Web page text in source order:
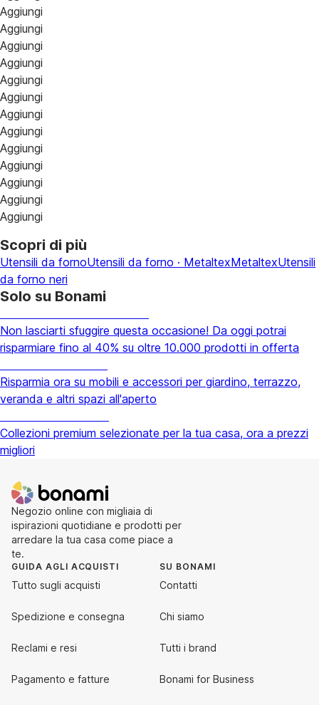
Aggiungi
Aggiungi
Aggiungi
Aggiungi
Aggiungi
Aggiungi
Aggiungi
Aggiungi
Aggiungi
Aggiungi
Aggiungi
Aggiungi
Aggiungi
Scopri di più
Utensili da fornoUtensili da forno · MetaltexMetaltexUtensili
da forno neri
Solo su Bonami
Non lasciarti sfuggire questa occasione! Da oggi potrai
risparmiare fino al 40% su oltre 10.000 prodotti in offerta
Risparmia ora su mobili e accessori per giardino, terrazzo,
veranda e altri spazi all'aperto
Collezioni premium selezionate per la tua casa, ora a prezzi
migliori
Negozio online con migliaia di
ispirazioni quotidiane e prodotti per
arredare la tua casa come piace a
te.
GUIDA AGLI ACQUISTI
Tutto sugli acquisti
Spedizione e consegna
Reclami e resi
Pagamento e fatture
SU BONAMI
Contatti
Chi siamo
Tutti i brand
Bonami for Business